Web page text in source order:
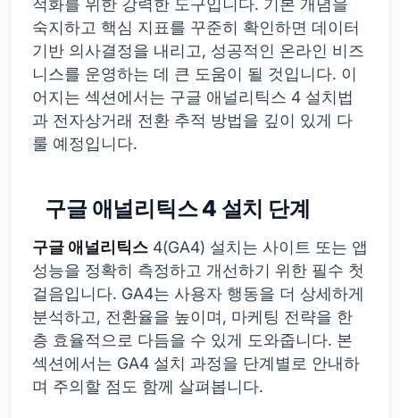
적화를 위한 강력한 도구입니다. 기본 개념을
숙지하고 핵심 지표를 꾸준히 확인하면 데이터
기반 의사결정을 내리고, 성공적인 온라인 비즈
니스를 운영하는 데 큰 도움이 될 것입니다. 이
어지는 섹션에서는 구글 애널리틱스 4 설치법
과 전자상거래 전환 추적 방법을 깊이 있게 다
룰 예정입니다.
구글 애널리틱스 4 설치 단계
구글 애널리틱스 4(GA4) 설치는 사이트 또는 앱
성능을 정확히 측정하고 개선하기 위한 필수 첫
걸음입니다. GA4는 사용자 행동을 더 상세하게
분석하고, 전환율을 높이며, 마케팅 전략을 한
층 효율적으로 다듬을 수 있게 도와줍니다. 본
섹션에서는 GA4 설치 과정을 단계별로 안내하
며 주의할 점도 함께 살펴봅니다.